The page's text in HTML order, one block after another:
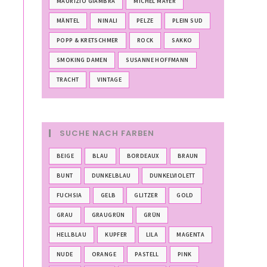
MÄNTEL NINALI PELZE PLEIN SUD
POPP & KRETSCHMER ROCK SAKKO
SMOKING DAMEN SUSANNE HOFFMANN
TRACHT VINTAGE
SUCHE NACH FARBEN
BEIGE BLAU BORDEAUX BRAUN
BUNT DUNKELBLAU DUNKELVIOLETT
FUCHSIA GELB GLITZER GOLD
GRAU GRAUGRÜN GRÜN
HELLBLAU KUPFER LILA MAGENTA
NUDE ORANGE PASTELL PINK